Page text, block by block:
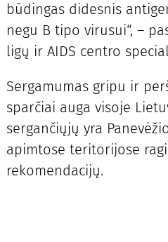
būdingas didesnis
negu B tipo virusui“, –
ligų ir AIDS centro
Sergamumas gripu ir
sparčiai auga visoje
sergančiųjų yra
apimtose teritorijose
rekomendacijų.